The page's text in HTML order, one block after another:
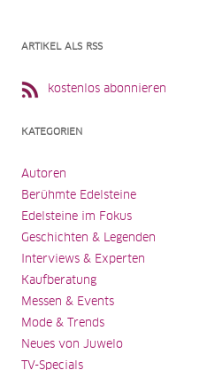
ARTIKEL ALS RSS
kostenlos abonnieren
KATEGORIEN
Autoren
Berühmte Edelsteine
Edelsteine im Fokus
Geschichten & Legenden
Interviews & Experten
Kaufberatung
Messen & Events
Mode & Trends
Neues von Juwelo
TV-Specials